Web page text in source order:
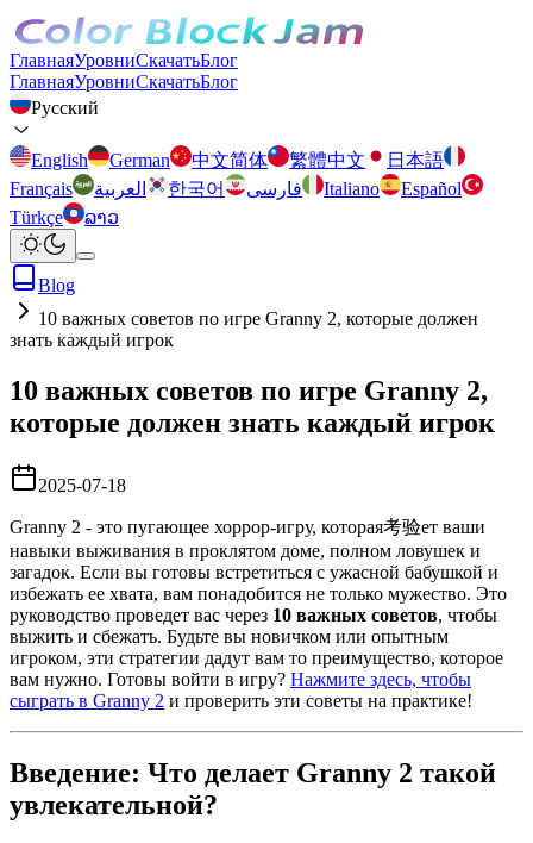
ГлавнаяУровниСкачатьБлог
ГлавнаяУровниСкачатьБлог
Русский
English German 中文简体 繁體中文
日本語
Français
العربية 한국어 فارسی Italiano
Español
Türkçe
ລາວ
Blog
10 важных советов по игре Granny 2, которые должен
знать каждый игрок
10 важных советов по игре Granny 2,
которые должен знать каждый игрок
2025-07-18
Granny 2 - это пугающее хоррор-игру, которая考验ет ваши
навыки выживания в проклятом доме, полном ловушек и
загадок. Если вы готовы встретиться с ужасной бабушкой и
избежать ее хвата, вам понадобится не только мужество. Это
руководство проведет вас через 10 важных советов, чтобы
выжить и сбежать. Будьте вы новичком или опытным
игроком, эти стратегии дадут вам то преимущество, которое
вам нужно. Готовы войти в игру? Нажмите здесь, чтобы
сыграть в Granny 2 и проверить эти советы на практике!
Введение: Что делает Granny 2 такой
увлекательной?